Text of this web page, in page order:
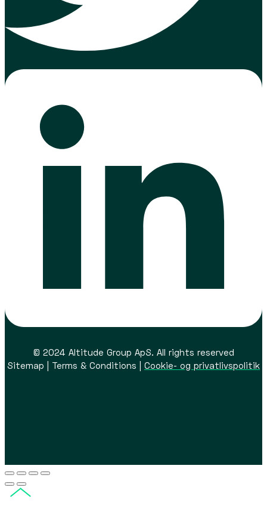
© 2024 Altitude Group ApS. All rights reserved
Sitemap | Terms & Conditions | Cookie- og privatlivspolitik